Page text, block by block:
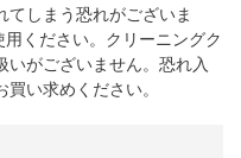
しまう恐れがございま
ください。クリーニングク
いがございません。恐れ入
い求めください。